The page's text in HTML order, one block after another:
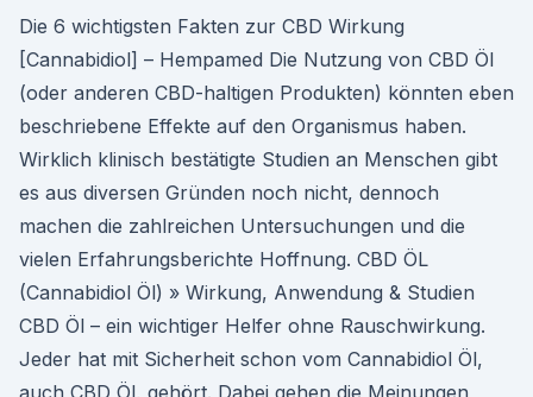
Die 6 wichtigsten Fakten zur CBD Wirkung
[Cannabidiol] – Hempamed Die Nutzung von CBD Öl
(oder anderen CBD-haltigen Produkten) könnten eben
beschriebene Effekte auf den Organismus haben.
Wirklich klinisch bestätigte Studien an Menschen gibt
es aus diversen Gründen noch nicht, dennoch
machen die zahlreichen Untersuchungen und die
vielen Erfahrungsberichte Hoffnung. CBD ÖL
(Cannabidiol Öl) » Wirkung, Anwendung & Studien
CBD Öl – ein wichtiger Helfer ohne Rauschwirkung.
Jeder hat mit Sicherheit schon vom Cannabidiol Öl,
auch CBD Öl, gehört. Dabei gehen die Meinungen